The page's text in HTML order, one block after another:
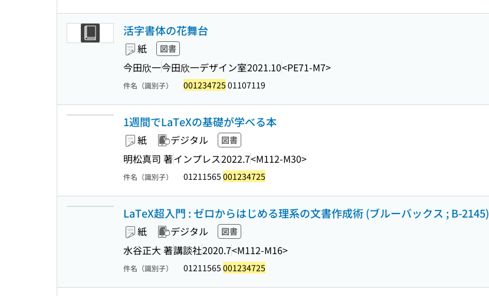
活字書体の花舞台
紙 図書
今田欣一今田欣一デザイン室2021.10<PE71-M7>
件名（識別子） 001234725 01107119
1週間でLaTeXの基礎が学べる本
紙 デジタル 図書
明松真司 著インプレス2022.7<M112-M30>
件名（識別子） 01211565 001234725
LaTeX超入門 : ゼロからはじめる理系の文書作成術 (ブルーバックス ; B-2145)
紙 デジタル 図書
水谷正大 著講談社2020.7<M112-M16>
件名（識別子） 01211565 001234725